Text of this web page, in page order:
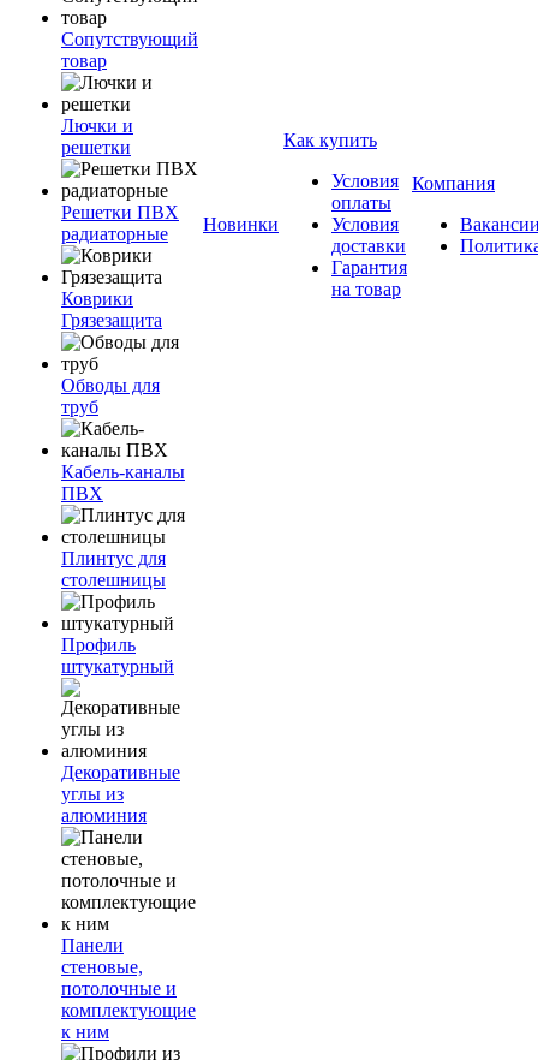
Сопутствующий
товар
Лючки и
решетки
Решетки ПВХ
радиаторные
Коврики
Грязезащита
Обводы для
труб
Кабель-каналы
ПВХ
Плинтус для
столешницы
Профиль
штукатурный
Декоративные
углы из
алюминия
Панели
стеновые,
потолочные и
комплектующие
к ним
Новинки
Как купить
Условия
оплаты
Условия
доставки
Гарантия
на товар
Компания